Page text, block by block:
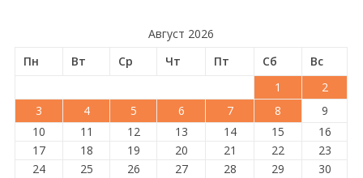
Август 2026
Пн
Вт Ср Чт Пт Сб
Вс
1
2
3
4 5 6 7 8
9
10
11 12 13 14 15
16
17
18 19 20 21 22
23
24
25 26 27 28 29
30